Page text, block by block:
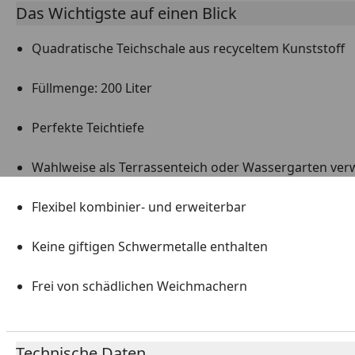
Das Wichtigste auf einen Blick
Quadratische Teichschale aus recyceltem Kunststoff
Füllmenge: 200 Liter
Perfekte Teichtiefe
Wahlweise als Terrassenteich oder Wassergarten
Flexibel kombinier- und erweiterbar
Keine giftigen Schwermetalle enthalten
Frei von schädlichen Weichmachern